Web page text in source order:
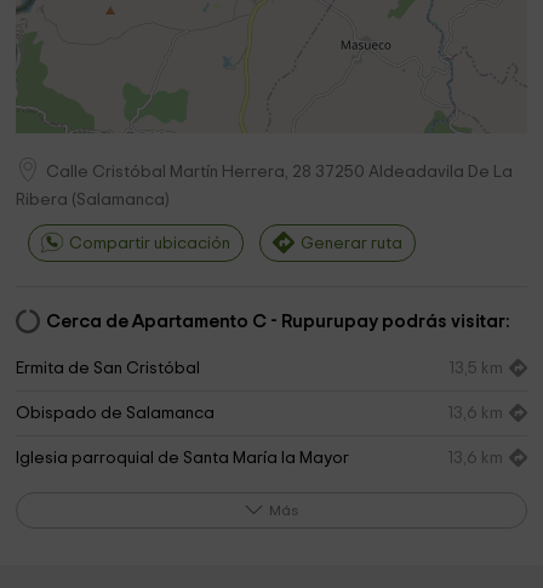
Calle Cristóbal Martín Herrera, 28 37250 Aldeadavila De La
Ribera (Salamanca)
Compartir ubicación Generar ruta
Cerca de Apartamento C - Rupurupay podrás visitar:
Ermita de San Cristóbal 13,5 km
Obispado de Salamanca 13,6 km
Iglesia parroquial de Santa María la Mayor 13,6 km
Municipio de Villarino de los AiresMás